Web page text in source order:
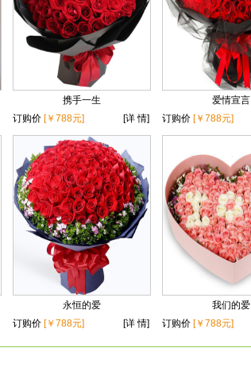
携手一生
订购价[￥788元] [详 情]
爱情宣言
订购价[￥788元]
永恒的爱
订购价[￥788元] [详 情]
我们的爱
订购价[￥788元]